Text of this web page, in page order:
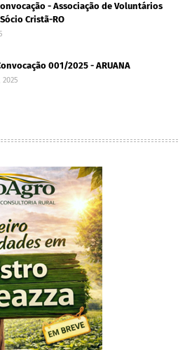
- Associação de Voluntários
Cristã-RO
001/2025 - ARUANA
2025